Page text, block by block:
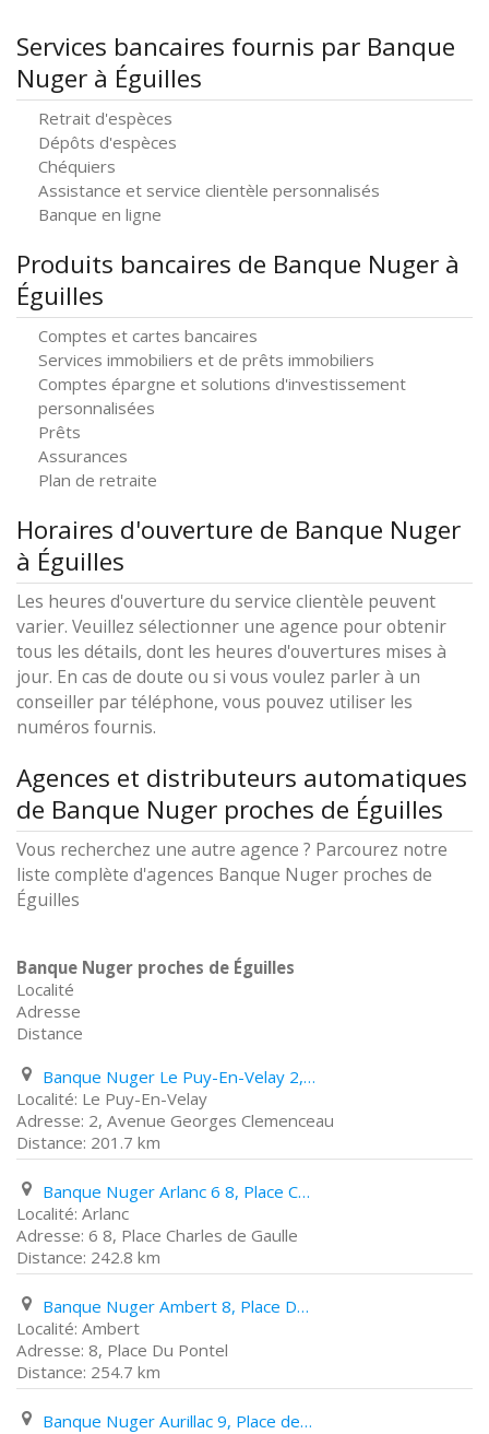
Services bancaires fournis par Banque
Nuger à Éguilles
Retrait d'espèces
Dépôts d'espèces
Chéquiers
Assistance et service clientèle personnalisés
Banque en ligne
Produits bancaires de Banque Nuger à
Éguilles
Comptes et cartes bancaires
Services immobiliers et de prêts immobiliers
Comptes épargne et solutions d'investissement
personnalisées
Prêts
Assurances
Plan de retraite
Horaires d'ouverture de Banque Nuger
à Éguilles
Les heures d'ouverture du service clientèle peuvent
varier. Veuillez sélectionner une agence pour obtenir
tous les détails, dont les heures d'ouvertures mises à
jour. En cas de doute ou si vous voulez parler à un
conseiller par téléphone, vous pouvez utiliser les
numéros fournis.
Agences et distributeurs automatiques
de Banque Nuger proches de Éguilles
Vous recherchez une autre agence ? Parcourez notre
liste complète d'agences Banque Nuger proches de
Éguilles
Banque Nuger proches de Éguilles
Localité
Adresse
Distance
Banque Nuger Le Puy-En-Velay 2, Avenue Georges Clemenceau
Le Puy-En-Velay
2, Avenue Georges Clemenceau
201.7 km
Banque Nuger Arlanc 6 8, Place Charles de Gaulle
Arlanc
6 8, Place Charles de Gaulle
242.8 km
Banque Nuger Ambert 8, Place Du Pontel
Ambert
8, Place Du Pontel
254.7 km
Banque Nuger Aurillac 9, Place des Carmes